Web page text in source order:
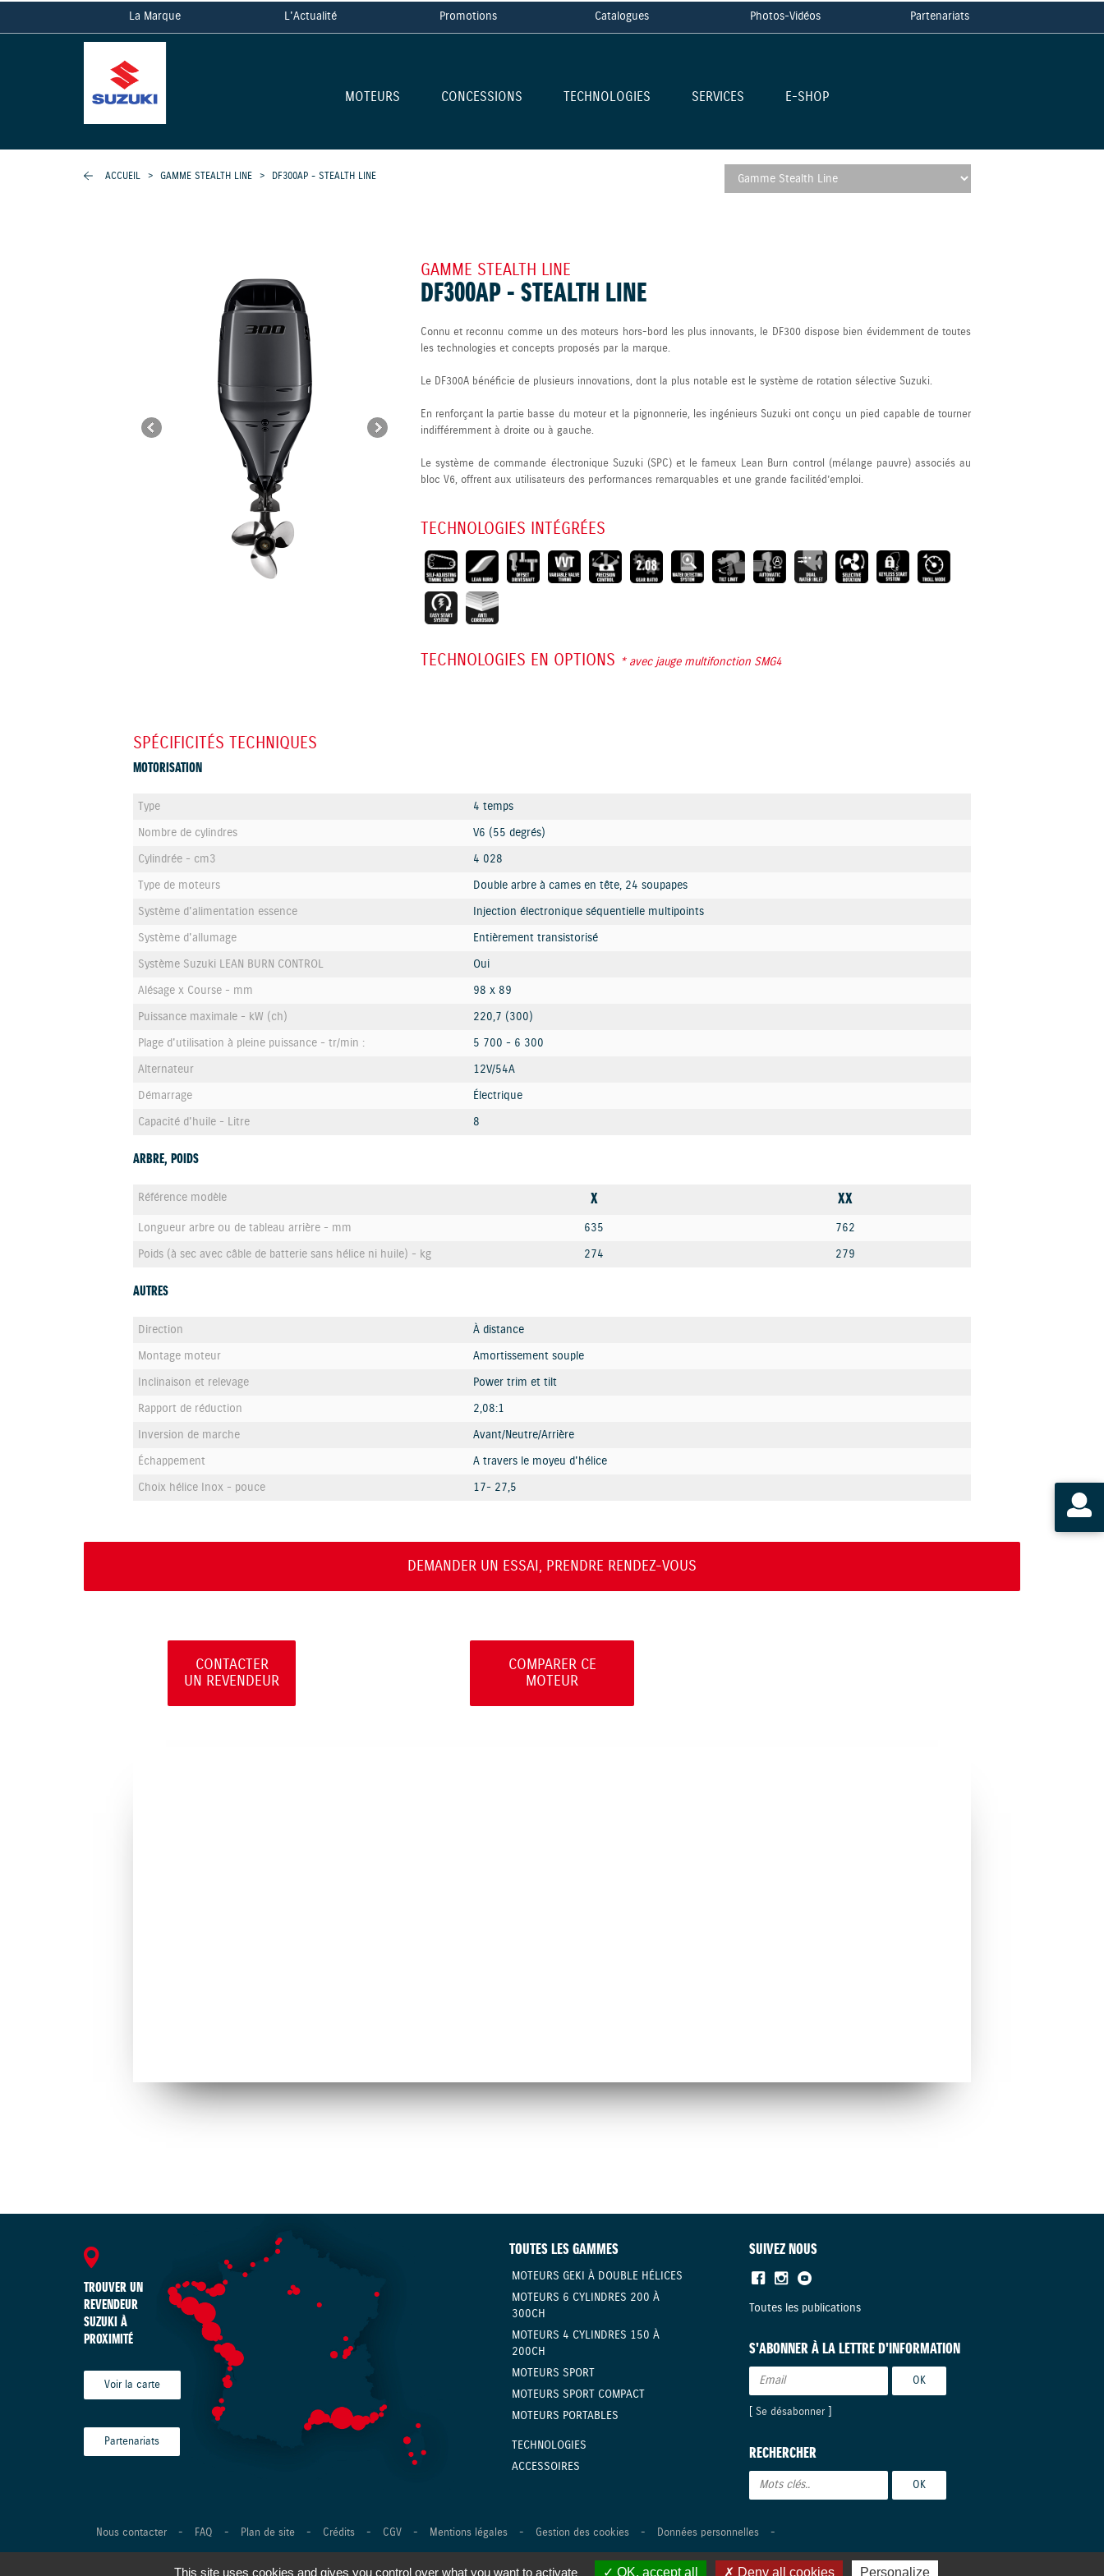
La Marque L'Actualité Promotions Catalogues Photos-Vidéos Partenariats
MOTEURS CONCESSIONS TECHNOLOGIES SERVICES E-SHOP
ACCUEIL > GAMME STEALTH LINE > DF300AP - STEALTH LINE
GAMME STEALTH LINE
DF300AP - STEALTH LINE
Connu et reconnu comme un des moteurs hors-bord les plus innovants, le DF300 dispose bien évidemment de toutes
les technologies et concepts proposés par la marque.
Le DF300A bénéficie de plusieurs innovations, dont la plus notable est le système de rotation sélective Suzuki.
En renforçant la partie basse du moteur et la pignonnerie, les ingénieurs Suzuki ont conçu un pied capable de tourner
indifféremment à droite ou à gauche.
Le système de commande électronique Suzuki (SPC) et le fameux Lean Burn control (mélange pauvre) associés au
bloc V6, offrent aux utilisateurs des performances remarquables et une grande facilité d’emploi.
TECHNOLOGIES INTÉGRÉES
TECHNOLOGIES EN OPTIONS * avec jauge multifonction SMG4
SPÉCIFICITÉS TECHNIQUES
MOTORISATION
Type
4 temps
Nombre de cylindres
V6 (55 degrés)
Cylindrée - cm3
4 028
Type de moteurs
Double arbre à cames en tête, 24 soupapes
Système d'alimentation essence
Injection électronique séquentielle multipoints
Système d'allumage
Entièrement transistorisé
Système Suzuki LEAN BURN CONTROL
Oui
Alésage x Course - mm
98 x 89
Puissance maximale - kW (ch)
220,7 (300)
Plage d'utilisation à pleine puissance - tr/min :
5 700 - 6 300
Alternateur
12V/54A
Démarrage
Électrique
Capacité d'huile - Litre
8
ARBRE, POIDS
Référence modèle X XX
Longueur arbre ou de tableau arrière - mm 635
762
Poids (à sec avec câble de batterie sans hélice ni huile) - kg
274 279
AUTRES
Direction
À distance
Montage moteur
Amortissement souple
Inclinaison et relevage
Power trim et tilt
Rapport de réduction
2,08:1
Inversion de marche
Avant/Neutre/Arrière
Échappement
A travers le moyeu d'hélice
Choix hélice Inox - pouce
17- 27,5
DEMANDER UN ESSAI, PRENDRE RENDEZ-VOUS
CONTACTER
UN REVENDEUR
COMPARER CE
MOTEUR
TROUVER UN
REVENDEUR
SUZUKI À
PROXIMITÉ
Voir la carte
Partenariats
TOUTES LES GAMMES
MOTEURS GEKI À DOUBLE HÉLICES
MOTEURS 6 CYLINDRES 200 À
300CH
MOTEURS 4 CYLINDRES 150 À
200CH
MOTEURS SPORT
MOTEURS SPORT COMPACT
MOTEURS PORTABLES
TECHNOLOGIES
ACCESSOIRES
SUIVEZ NOUS
Toutes les publications
S'ABONNER À LA LETTRE D'INFORMATION
Se désabonner
RECHERCHER
Nous contacter - FAQ - Plan de site - Crédits - CGV - Mentions légales - Gestion des cookies - Données personnelles -
This site uses cookies and gives you control over what you want to activate OK, accept all Deny all cookies Personalize